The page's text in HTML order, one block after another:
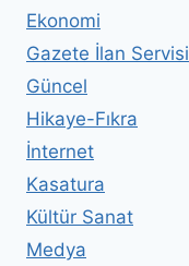
Ekonomi
Gazete İlan Servisi
Güncel
Hikaye-Fıkra
İnternet
Kasatura
Kültür Sanat
Medya